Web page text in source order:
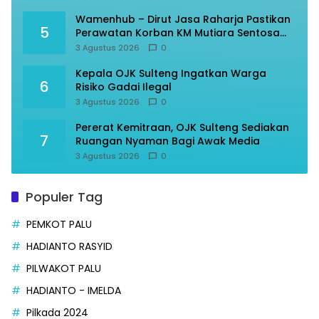
5
Wamenhub – Dirut Jasa Raharja Pastikan
Perawatan Korban KM Mutiara Sentosa
Optimal
3 Agustus 2026 0
6
Kepala OJK Sulteng Ingatkan Warga
Risiko Gadai Ilegal
3 Agustus 2026 0
7
Pererat Kemitraan, OJK Sulteng Sediakan
Ruangan Nyaman Bagi Awak Media
3 Agustus 2026 0
Populer Tag
PEMKOT PALU
HADIANTO RASYID
PILWAKOT PALU
HADIANTO - IMELDA
Pilkada 2024